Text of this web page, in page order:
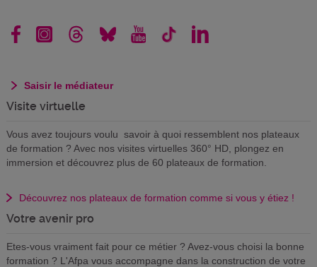
Saisir le médiateur
Visite virtuelle
Vous avez toujours voulu savoir à quoi ressemblent nos plateaux
de formation ? Avec nos visites virtuelles 360° HD, plongez en
immersion et découvrez plus de 60 plateaux de formation.
Découvrez nos plateaux de formation comme si vous y étiez !
Votre avenir pro
Etes-vous vraiment fait pour ce métier ? Avez-vous choisi la bonne
formation ? L'Afpa vous accompagne dans la construction de votre